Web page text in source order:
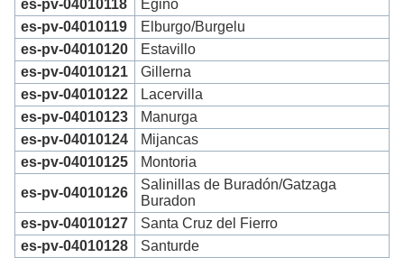
es-pv-04010118
Egino
es-pv-04010119
Elburgo/Burgelu
es-pv-04010120
Estavillo
es-pv-04010121
Gillerna
es-pv-04010122
Lacervilla
es-pv-04010123
Manurga
es-pv-04010124
Mijancas
es-pv-04010125
Montoria
es-pv-04010126
Salinillas de Buradón/Gatzaga
Buradon
es-pv-04010127
Santa Cruz del Fierro
es-pv-04010128
Santurde